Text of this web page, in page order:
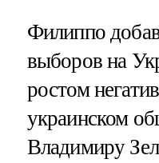
Филиппо
выборов на
ростом
украинском
Владимиру